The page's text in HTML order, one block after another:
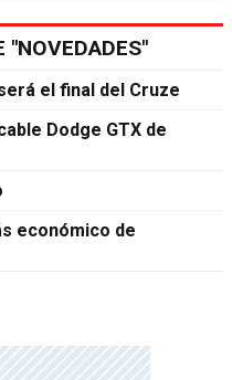
"NOVEDADES"
el final del Cruze
Dodge GTX de
económico de